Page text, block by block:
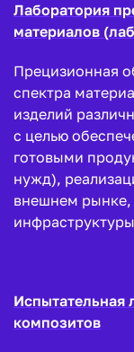
Лаборатория
материалов
Прецизионная
спектра
изделий
с целью
готовыми
нужд),
внешнем
Испытательная
композитов